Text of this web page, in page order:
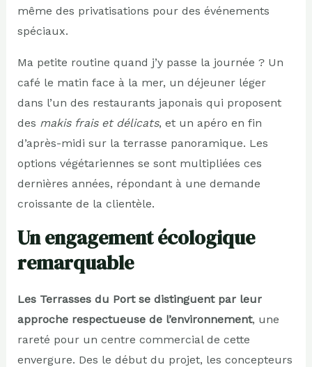
même des privatisations pour des événements
spéciaux.
Ma petite routine quand j’y passe la journée ? Un
café le matin face à la mer, un déjeuner léger
dans l’un des restaurants japonais qui proposent
des makis frais et délicats, et un apéro en fin
d’après-midi sur la terrasse panoramique. Les
options végétariennes se sont multipliées ces
dernières années, répondant à une demande
croissante de la clientèle.
Un engagement écologique
remarquable
Les Terrasses du Port se distinguent par leur
approche respectueuse de l’environnement, une
rareté pour un centre commercial de cette
envergure. Des le début du projet, les concepteurs